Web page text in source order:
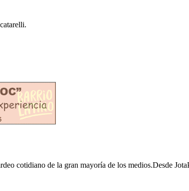
cotidiano de la gran mayoría de los medios.Desde